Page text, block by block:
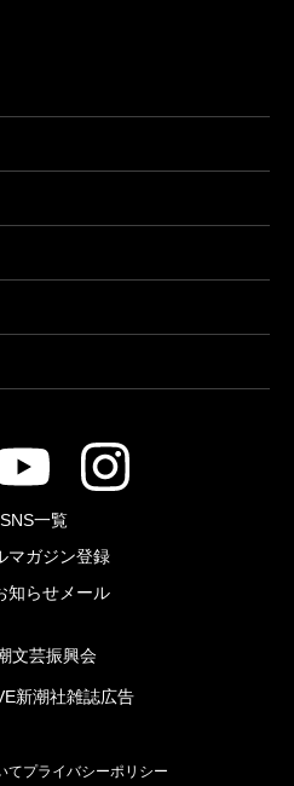
SNS一覧
マガジン登録
知らせメール
文芸振興会
新潮社雑誌広告
てプライバシーポリシー